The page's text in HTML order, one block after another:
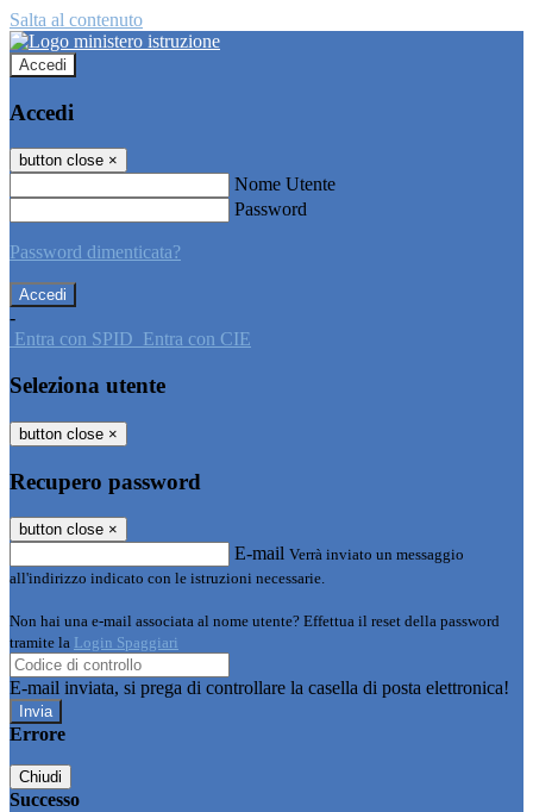
Salta al contenuto
Accedi
Accedi
button close ×
Nome Utente
Password
Password dimenticata?
-
Entra con SPID Entra con CIE
Seleziona utente
button close ×
Recupero password
button close ×
E-mail Verrà inviato un messaggio
all'indirizzo indicato con le istruzioni necessarie.
Non hai una e-mail associata al nome utente? Effettua il reset della password
tramite la Login Spaggiari
E-mail inviata, si prega di controllare la casella di posta elettronica!
Errore
Chiudi
Successo